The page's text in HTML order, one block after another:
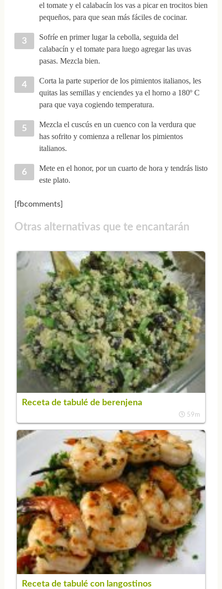
el tomate y el calabacín los vas a picar en trocitos bien
pequeños, para que sean más fáciles de cocinar.
Sofríe en primer lugar la cebolla, seguida del
calabacín y el tomate para luego agregar las uvas
pasas. Mezcla bien.
Corta la parte superior de los pimientos italianos, les
quitas las semillas y enciendes ya el horno a 180º C
para que vaya cogiendo temperatura.
Mezcla el cuscús en un cuenco con la verdura que
has sofrito y comienza a rellenar los pimientos
italianos.
Mete en el honor, por un cuarto de hora y tendrás listo
este plato.
[fbcomments]
Otras alternativas que te encantarán
Receta de tabulé de berenjena
59m
Receta de tabulé con langostinos